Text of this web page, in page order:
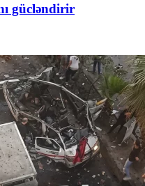
gücləndirir